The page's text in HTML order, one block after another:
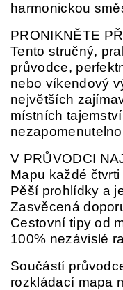
harmonickou
PRONIKNĚTE
Tento stručný,
průvodce,
nebo víkendový
největších
místních
V PRŮVODCI
Mapu každé čtvrti
Pěší prohlídky a
Zasvěcená
Cestovní tipy od
100% nezávislé
Součástí
rozkládací mapa